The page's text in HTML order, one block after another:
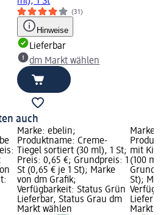
(31)
Hinweise
Lieferbar
dm Markt wählen
auch
Marke: ebelin;
Produktname: Creme-
Tiegel sortiert (30 ml), 1 St;
Preis: 0,65 €; Grundpreis: 1
St (0,65 € je 1 St); Marke
von dm Grafik;
Verfügbarkeit: Status Grün
Lieferbar, Status Grau dm
Markt wählen
Marke:
mit
(100
St);
Markt